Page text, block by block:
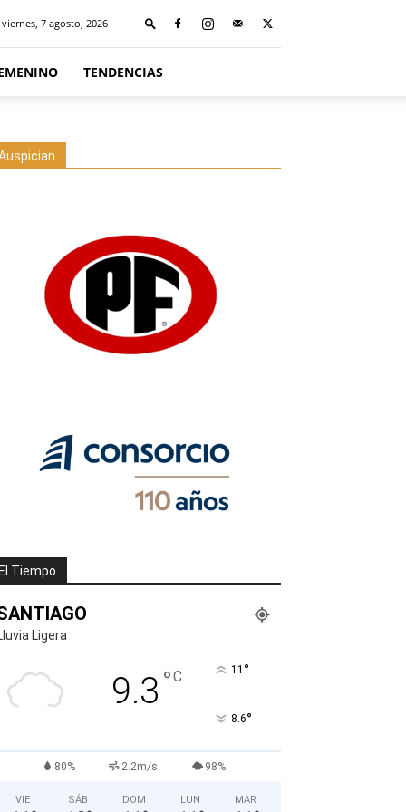
viernes, 7 agosto, 2026
TENDENCIAS
El Tiempo
Ligera
9.3 °C 11 °
8.6°
80% 2.2m/s 98%
VIE SÁB DOM LUN MAR